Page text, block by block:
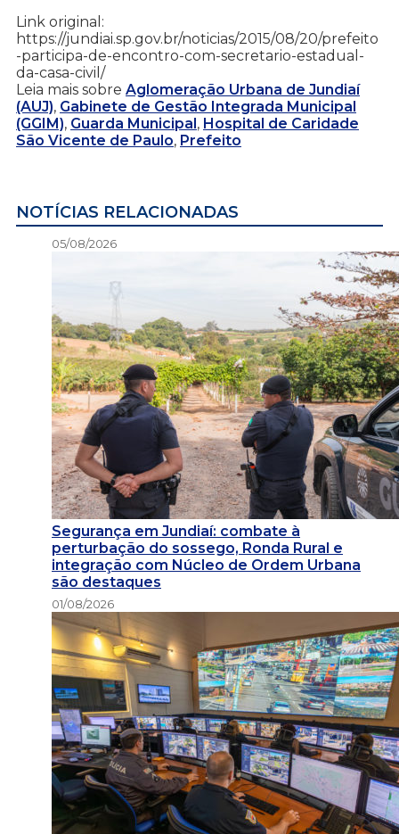
Link original:
https://jundiai.sp.gov.br/noticias/2015/08/20/prefeito
-participa-de-encontro-com-secretario-estadual-
da-casa-civil/
Leia mais sobre Aglomeração Urbana de Jundiaí
(AUJ), Gabinete de Gestão Integrada Municipal
(GGIM), Guarda Municipal, Hospital de Caridade
São Vicente de Paulo, Prefeito
NOTÍCIAS RELACIONADAS
05/08/2026
Segurança em Jundiaí: combate à
perturbação do sossego, Ronda Rural e
integração com Núcleo de Ordem Urbana
são destaques
01/08/2026